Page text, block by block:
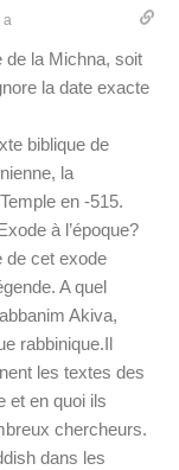
a
de la Michna, soit
la date exacte
biblique de
la
en -515.
à l’époque?
de cet exode
A quel
Akiva,
rabbinique.Il
les textes des
et en quoi ils
chercheurs.
dans les